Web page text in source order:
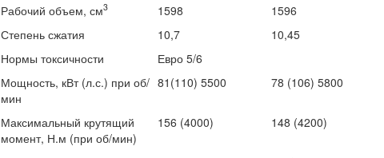
Рабочий объем, см3 1598 1596
Степень сжатия
10,7 10,45
Нормы токсичности
Евро 5/6
Мощность, кВт (л.с.) при об/
мин
81(110) 5500 78 (106) 5800
Максимальный крутящий
момент, Н.м (при об/мин)
156 (4000) 148 (4200)